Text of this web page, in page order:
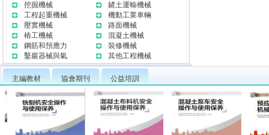
挖掘機械
鏟土運輸機械
工程起重機械
機動工業車輛
壓實機械
路面機械
樁工機械
混凝土機械
鋼筋和預應力
裝修機械
鑿巖器械與氣
其他工程機械
主編教材 協會期刊 公益培訓